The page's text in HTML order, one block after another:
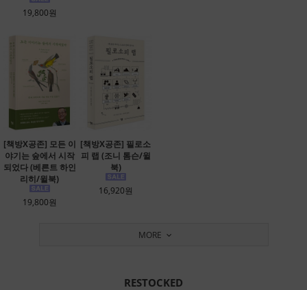
19,800원
[책방X공존] 모든 이
야기는 숲에서 시작
되었다 (베른트 하인
리히/윌북)
19,800원
[책방X공존] 필로소
피 랩 (조니 톰슨/윌
북)
16,920원
MORE
RESTOCKED